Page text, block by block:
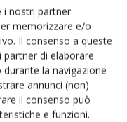
i nostri partner
memorizzare e/o
Il consenso a queste
di elaborare
la navigazione
annunci (non)
il consenso può
e funzioni.
trimestre
dei trattori e
i chiarimenti di